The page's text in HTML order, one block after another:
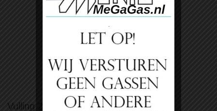
Bekijk groter
Vulling 20 liter Argon 200Bar Supergas